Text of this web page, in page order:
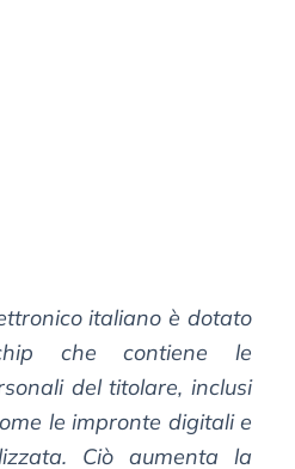
italiano è dotato
che contiene le
del titolare, inclusi
le impronte digitali e
Ciò aumenta la